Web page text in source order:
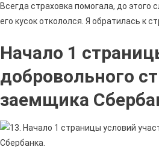
Всегда страховка помогала, до этого
его кусок откололся. Я обратилась к
Начало 1
добровольного
заемщика